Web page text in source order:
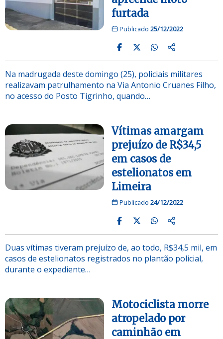
furtada
Publicado 25/12/2022
Na madrugada deste domingo (25), policiais militares
realizavam patrulhamento na Via Antonio Cruanes Filho,
no acesso do Posto Tigrinho, quando…
Vítimas amargam
prejuízo de R$34,5
em casos de
estelionatos em
Limeira
Publicado 24/12/2022
Duas vítimas tiveram prejuízo de, ao todo, R$34,5 mil, em
casos de estelionatos registrados no plantão policial,
durante o expediente…
Motociclista morre
atropelado por
caminhão em